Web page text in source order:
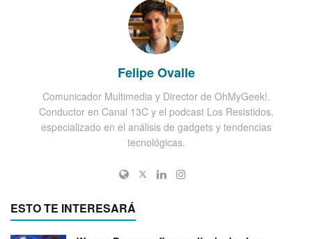
Felipe Ovalle
Comunicador Multimedia y Director de OhMyGeek!.
Conductor en Canal 13C y el podcast Los Resistidos,
especializado en el análisis de gadgets y tendencias
tecnológicas.
ESTO TE INTERESARÁ